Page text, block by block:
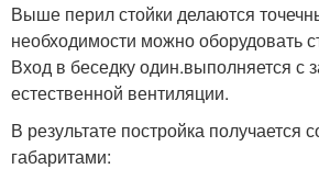
Выше перил стойки делаются
необходимости можно оборудовать
Вход в беседку один.выполняется с
естественной вентиляции.
В результате постройка получается
габаритами: